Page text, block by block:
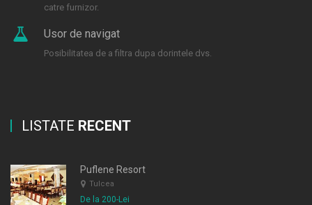
catre furnizor.
Usor de navigat
Posibilitatea de a filtra dupa dorintele dvs.
LISTATE RECENT
Puflene Resort
Tulcea
De la 200-Lei